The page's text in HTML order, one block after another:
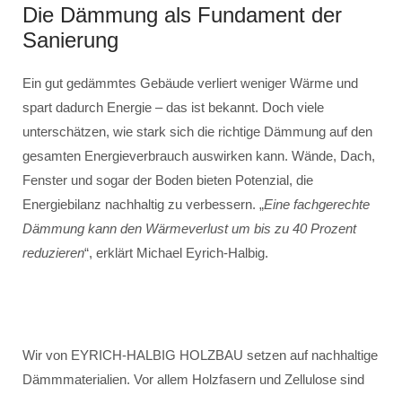
Die Dämmung als Fundament der
Sanierung
Ein gut gedämmtes Gebäude verliert weniger Wärme und
spart dadurch Energie – das ist bekannt. Doch viele
unterschätzen, wie stark sich die richtige Dämmung auf den
gesamten Energieverbrauch auswirken kann. Wände, Dach,
Fenster und sogar der Boden bieten Potenzial, die
Energiebilanz nachhaltig zu verbessern. „Eine fachgerechte
Dämmung kann den Wärmeverlust um bis zu 40 Prozent
reduzieren“, erklärt Michael Eyrich-Halbig.
Wir von EYRICH-HALBIG HOLZBAU setzen auf nachhaltige
Dämmmaterialien. Vor allem Holzfasern und Zellulose sind